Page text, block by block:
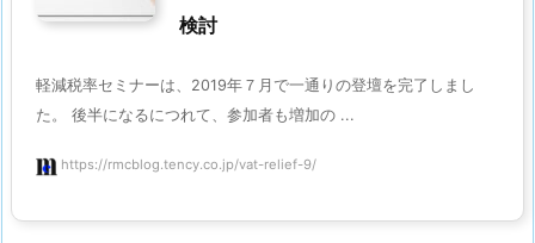
検討
軽減税率セミナーは、2019年７月で一通りの登壇を完了しまし
た。 後半になるにつれて、参加者も増加の ...
https://rmcblog.tency.co.jp/vat-relief-9/